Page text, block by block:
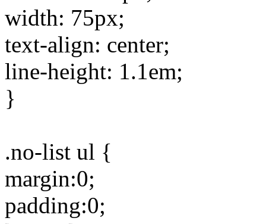
width: 75px;
text-align: center;
line-height: 1.1em;
}
.no-list ul {
margin:0;
padding:0;